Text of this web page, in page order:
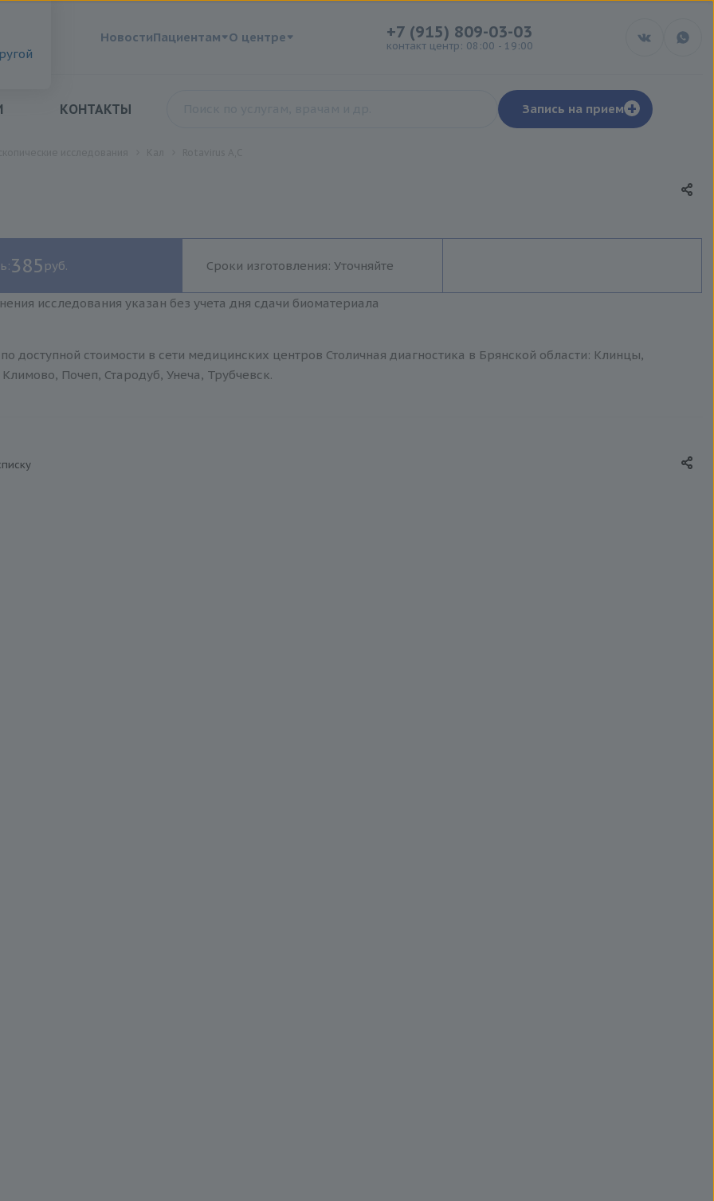
НовостиПациентам О центре +7 (915) 809-03-03
контакт центр: 08:00 - 19:00
КОНТАКТЫ Запись на прием +
385 руб. Сроки изготовления: Уточняйте
исследования указан без учета дня сдачи биоматериала
доступной стоимости в сети медицинских центров Столичная диагностика в Брянской области: Клинцы,
Почеп, Стародуб, Унеча, Трубчевск.